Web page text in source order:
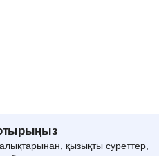
қызықты суреттер,